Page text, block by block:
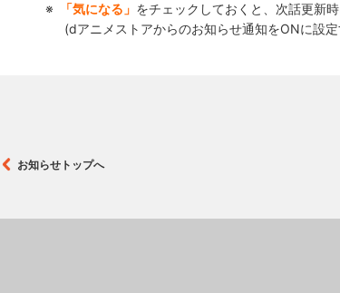
「気になる」 をチェックしておくと、次話更新
(dアニメストアからのお知らせ通知をONに設
お知らせトップへ